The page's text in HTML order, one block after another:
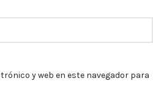
y web en este navegador para